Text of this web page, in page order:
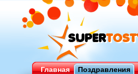
Главная Поздравления